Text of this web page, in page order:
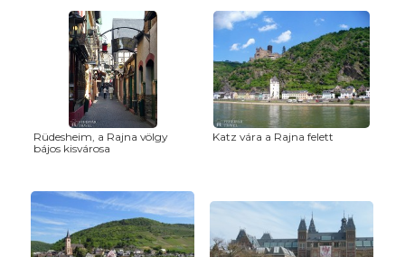
Rüdesheim, a Rajna völgy
bájos kisvárosa
Katz vára a Rajna felett